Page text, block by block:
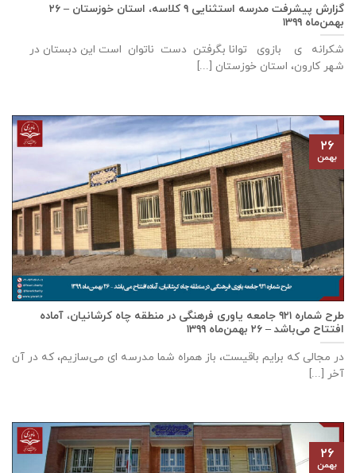
گزارش پيشرفت مدرسه استثنايی ٩ كلاسه، استان خوزستان – ۲۶
بهمن‌ماه ۱۳۹۹
شکرانه ی بازوی توانا بگرفتن دست ناتوان است این دبستان در
شهر كارون، استان خوزستان [...]
طرح شماره ۹۲۱ جامعه ياوری فرهنگی در منطقه چاه کرشانیان، آماده
افتتاح می‌باشد – ۲۶ بهمن‌ماه ۱۳۹۹
در مجالی که برایم باقیست، باز همراه شما مدرسه ای می‌سازیم، که در آن
آخر [...]
۲۶
بهمن
۲۶
بهمن